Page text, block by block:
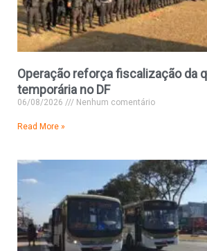
Operação reforça fiscalização da
temporária no DF
06/08/2026 Nenhum comentário
Read More »